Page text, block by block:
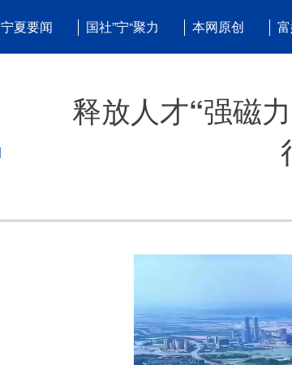
宁夏要闻 国社”宁“聚力 本网原创
释放人才“强磁